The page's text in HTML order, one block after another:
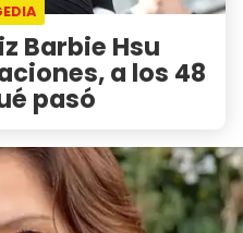
Barbie Hsu
a los 48
pasó